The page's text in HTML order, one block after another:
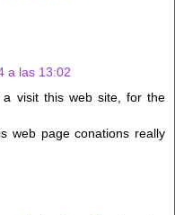
a las 13:02
visit this web site, for the
web page conations really